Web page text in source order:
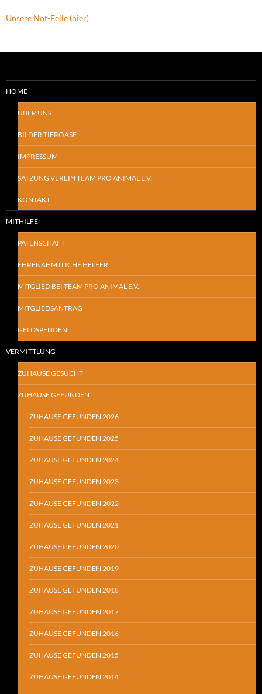
Unsere Not-Felle (hier)
HOME
ÜBER UNS
BILDER TIEROASE
IMPRESSUM
SATZUNG VEREIN TEAM PRO ANIMAL E.V.
KONTAKT
MITHILFE
PATENSCHAFT
EHRENAHMTLICHE HELFER
MITGLIED BEI TEAM PRO ANIMAL E.V.
MITGLIEDSANTRAG
GELDSPENDEN
VERMITTLUNG
ZUHAUSE GESUCHT
ZUHAUSE GEFUNDEN
ZUHAUSE GEFUNDEN 2026
ZUHAUSE GEFUNDEN 2025
ZUHAUSE GEFUNDEN 2024
ZUHAUSE GEFUNDEN 2023
ZUHAUSE GEFUNDEN 2022
ZUHAUSE GEFUNDEN 2021
ZUHAUSE GEFUNDEN 2020
ZUHAUSE GEFUNDEN 2019
ZUHAUSE GEFUNDEN 2018
ZUHAUSE GEFUNDEN 2017
ZUHAUSE GEFUNDEN 2016
ZUHAUSE GEFUNDEN 2015
ZUHAUSE GEFUNDEN 2014